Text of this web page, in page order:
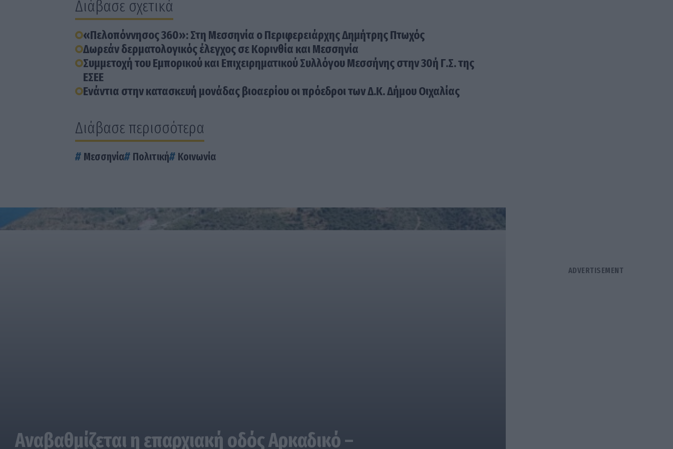
Διάβασε σχετικά
«Πελοπόννησος 360»: Στη Μεσσηνία ο Περιφερειάρχης Δημήτρης Πτωχός
Δωρεάν δερματολογικός έλεγχος σε Κορινθία και Μεσσηνία
Συμμετοχή του Εμπορικού και Επιχειρηματικού Συλλόγου Μεσσήνης στην 30ή Γ.Σ. της
ΕΣΕΕ
Ενάντια στην κατασκευή μονάδας βιοαερίου οι πρόεδροι των Δ.Κ. Δήμου Οιχαλίας
Διάβασε περισσότερα
Μεσσηνία Πολιτική Κοινωνία
Αναβαθμίζεται η επαρχιακή οδός Αρκαδικό –